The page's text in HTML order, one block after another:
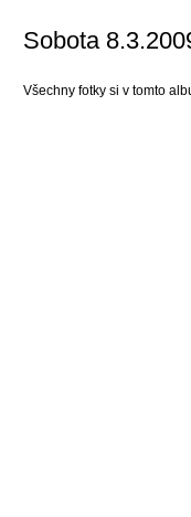
Sobota
Všechny fotky si v tomto